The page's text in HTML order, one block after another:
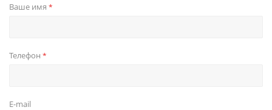
Ваше имя *
Телефон *
E-mail